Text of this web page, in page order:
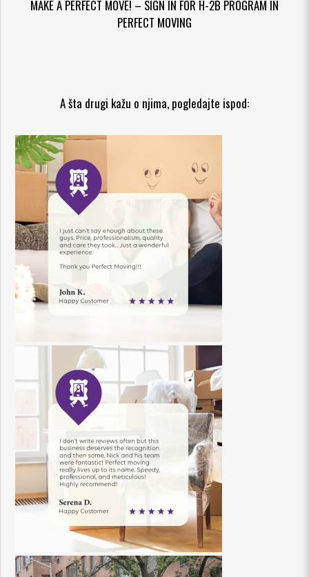
MAKE A PERFECT MOVE! – SIGN IN FOR H-2B PROGRAM IN
PERFECT MOVING
A šta drugi kažu o njima, pogledajte ispod: